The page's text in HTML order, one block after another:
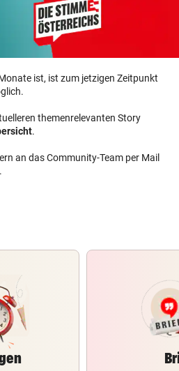
ist, ist zum jetzigen Zeitpunkt
themenrelevanten Story
.
an das Community-Team per Mail